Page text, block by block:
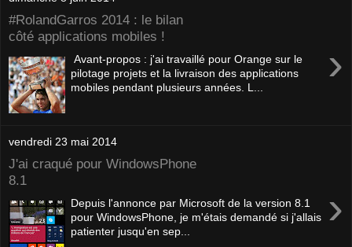
#RolandGarros 2014 : le bilan
côté applications mobiles !
›
Avant-propos : j'ai travaillé pour Orange sur le
pilotage projets et la livraison des applications
mobiles pendant plusieurs années. L...
vendredi 23 mai 2014
J'ai craqué pour WindowsPhone
8.1
›
Depuis l'annonce par Microsoft de la version 8.1
pour WindowsPhone, je m'étais demandé si j'allais
patienter jusqu'en sep...